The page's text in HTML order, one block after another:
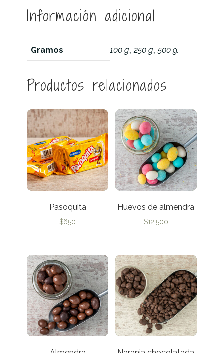
Información adicional
Gramos 100 g., 250 g., 500 g.
Productos relacionados
Pasoquita
$650
Huevos de almendra
$12.500